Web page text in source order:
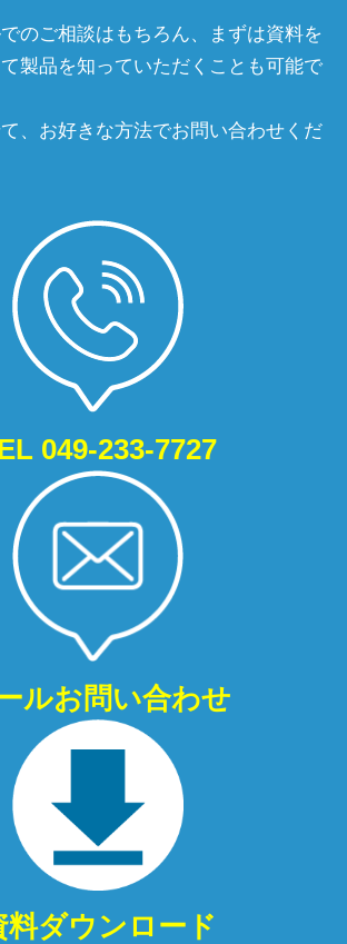
のご相談はもちろん、まずは資料を
製品を知っていただくことも可能で
、お好きな方法でお問い合わせくだ
049-233-7727
ルお問い合わせ
料ダウンロード